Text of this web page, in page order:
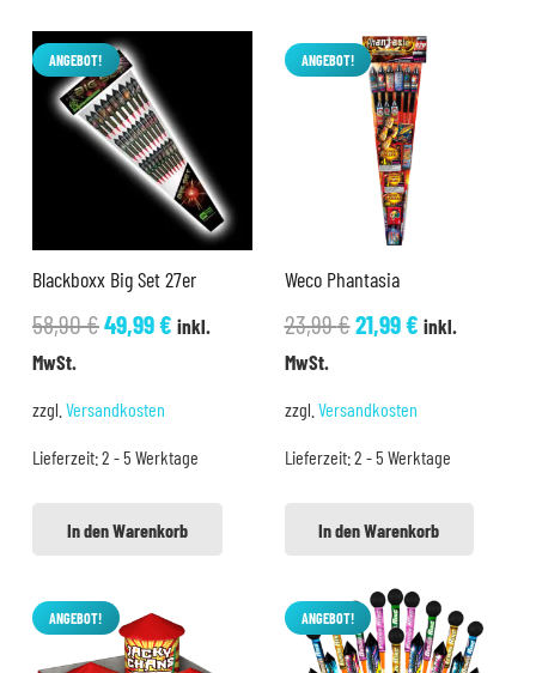
ANGEBOT!
Blackboxx Big Set 27er
58,90€Ursprünglicher
49,99€Aktueller
inkl.
MwSt.
zzgl. Versandkosten
Lieferzeit:2 - 5 Werktage
In den Warenkorb
ANGEBOT!
Weco Phantasia
23,99€Ursprünglicher
21,99€Aktueller
inkl.
MwSt.
zzgl. Versandkosten
Lieferzeit:2 - 5 Werktage
In den Warenkorb
ANGEBOT! ANGEBOT!